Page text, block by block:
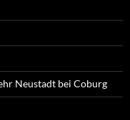
Neustadt bei Coburg